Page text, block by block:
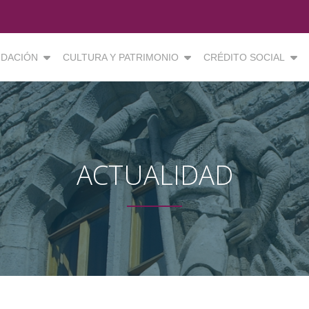
CULTURA Y PATRIMONIO CRÉDITO SOCIAL
ACTUALIDAD